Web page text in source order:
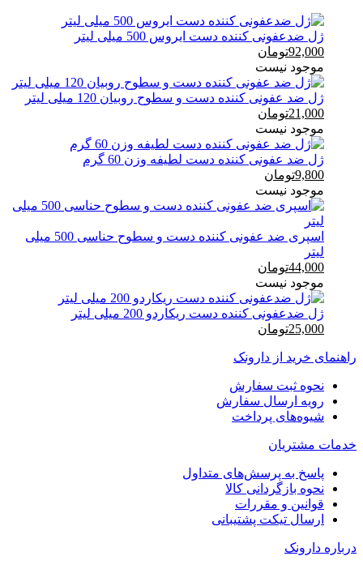
ژل ضدعفونی کننده دست ایروس 500 میلی لیتر
92,000تومان
موجود نیست
ژل ضد عفونی کننده دست و سطوح روبیان 120 میلی لیتر
21,000تومان
موجود نیست
ژل ضد عفونی کننده دست لطیفه وزن 60 گرم
9,800تومان
موجود نیست
اسپری ضد عفونی کننده دست و سطوح حناسی 500 میلی
لیتر
44,000تومان
موجود نیست
ژل ضدعفونی کننده دست ریکاردو 200 میلی لیتر
25,000تومان
راهنمای خرید از دارونک
نحوه ثبت سفارش
رویه ارسال سفارش
شیوه‌های پرداخت
خدمات مشتریان
پاسخ به پرسش‌های متداول
نحوه بازگردانی کالا
قوانین و مقررات
ارسال تیکت پشتیبانی
درباره دارونک